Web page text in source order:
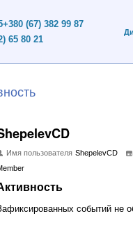
+380 (67) 382 99 87
65 80 21
Имя пользователя ShepelevCD
событий не